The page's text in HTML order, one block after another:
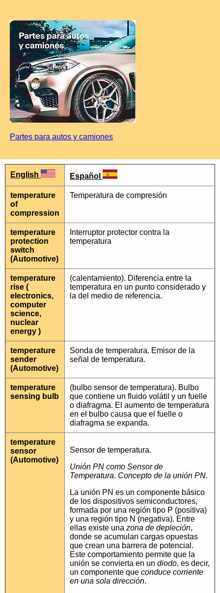
Partes para autos y camiones
English Español
temperature
of
compression
Temperatura de compresión
temperature
protection
switch
(Automotive)
Interruptor protector contra la
temperatura
temperature
rise (
electronics,
computer
science,
nuclear
energy )
(calentamiento). Diferencia entre la
temperatura en un punto considerado y
la del medio de referencia.
temperature
sender
(Automotive)
Sonda de temperatura. Emisor de la
señal de temperatura.
temperature
sensing bulb
(bulbo sensor de temperatura). Bulbo
que contiene un fluido volátil y un fuelle
o diafragma. El aumento de temperatura
en el bulbo causa que el fuelle o
diafragma se expanda.
temperature
sensor
(Automotive)
Sensor de temperatura.
Unión PN como Sensor de
Temperatura. Concepto de la unión PN.
La unión PN es un componente básico
de los dispositivos semiconductores,
formada por una región tipo P (positiva)
y una región tipo N (negativa). Entre
ellas existe una zona de depleción,
donde se acumulan cargas opuestas
que crean una barrera de potencial.
Este comportamiento permite que la
unión se convierta en un diodo, es decir,
un componente que conduce corriente
en una sola dirección.